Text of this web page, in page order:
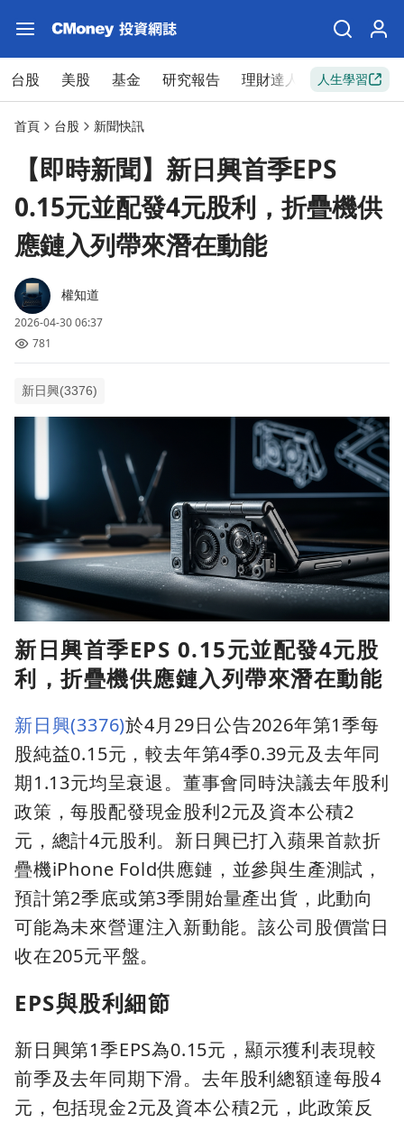
台股 美股 基金 研究報告 理財達人 新手入門
人生學習
首頁 台股 新聞快訊
【即時新聞】新日興首季EPS
0.15元並配發4元股利，折疊機供
應鏈入列帶來潛在動能
權知道
2026-04-30 06:37
781
新日興(3376)
新日興首季EPS 0.15元並配發4元股
利，折疊機供應鏈入列帶來潛在動能
新日興(3376)於4月29日公告2026年第1季每
股純益0.15元，較去年第4季0.39元及去年同
期1.13元均呈衰退。董事會同時決議去年股利
政策，每股配發現金股利2元及資本公積2
元，總計4元股利。新日興已打入蘋果首款折
疊機iPhone Fold供應鏈，並參與生產測試，
預計第2季底或第3季開始量產出貨，此動向
可能為未來營運注入新動能。該公司股價當日
收在205元平盤。
EPS與股利細節
新日興第1季EPS為0.15元，顯示獲利表現較
前季及去年同期下滑。去年股利總額達每股4
元，包括現金2元及資本公積2元，此政策反